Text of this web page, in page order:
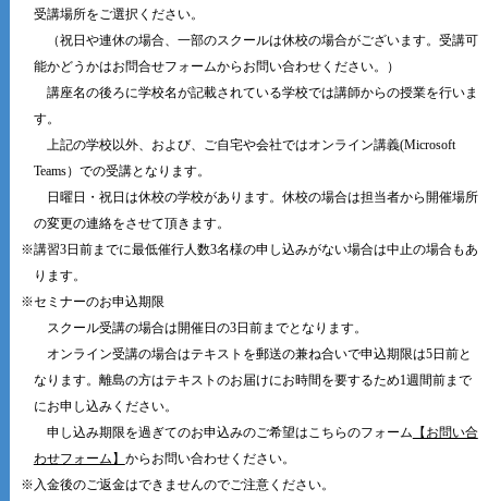
受講場所をご選択ください。
（祝日や連休の場合、一部のスクールは休校の場合がございます。受講可
能かどうかはお問合せフォームからお問い合わせください。）
講座名の後ろに学校名が記載されている学校では講師からの授業を行いま
す。
上記の学校以外、および、ご自宅や会社ではオンライン講義(Microsoft
Teams）での受講となります。
日曜日・祝日は休校の学校があります。休校の場合は担当者から開催場所
の変更の連絡をさせて頂きます。
※講習3日前までに最低催行人数3名様の申し込みがない場合は中止の場合もあ
ります。
※セミナーのお申込期限
スクール受講の場合は開催日の3日前までとなります。
オンライン受講の場合はテキストを郵送の兼ね合いで申込期限は5日前と
なります。離島の方はテキストのお届けにお時間を要するため1週間前まで
にお申し込みください。
申し込み期限を過ぎてのお申込みのご希望はこちらのフォーム 【お問い合
わせフォーム】 からお問い合わせください。
※入金後のご返金はできませんのでご注意ください。